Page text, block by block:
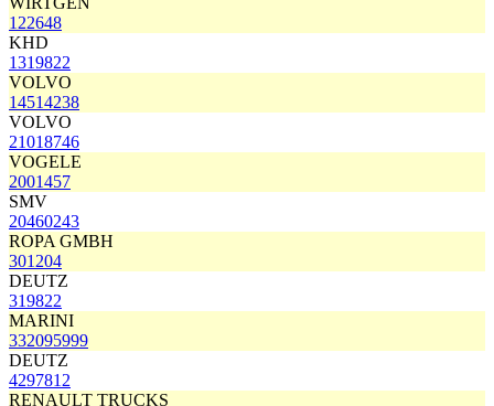
122648
KHD
1319822
VOLVO
14514238
VOLVO
21018746
VOGELE
2001457
SMV
20460243
ROPA GMBH
301204
DEUTZ
319822
MARINI
332095999
DEUTZ
4297812
RENAULT TRUCKS